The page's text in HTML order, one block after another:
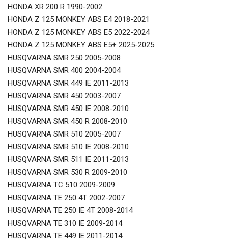
HONDA XR 200 R 1990-2002
HONDA Z 125 MONKEY ABS E4 2018-2021
HONDA Z 125 MONKEY ABS E5 2022-2024
HONDA Z 125 MONKEY ABS E5+ 2025-2025
HUSQVARNA SMR 250 2005-2008
HUSQVARNA SMR 400 2004-2004
HUSQVARNA SMR 449 IE 2011-2013
HUSQVARNA SMR 450 2003-2007
HUSQVARNA SMR 450 IE 2008-2010
HUSQVARNA SMR 450 R 2008-2010
HUSQVARNA SMR 510 2005-2007
HUSQVARNA SMR 510 IE 2008-2010
HUSQVARNA SMR 511 IE 2011-2013
HUSQVARNA SMR 530 R 2009-2010
HUSQVARNA TC 510 2009-2009
HUSQVARNA TE 250 4T 2002-2007
HUSQVARNA TE 250 IE 4T 2008-2014
HUSQVARNA TE 310 IE 2009-2014
HUSQVARNA TE 449 IE 2011-2014